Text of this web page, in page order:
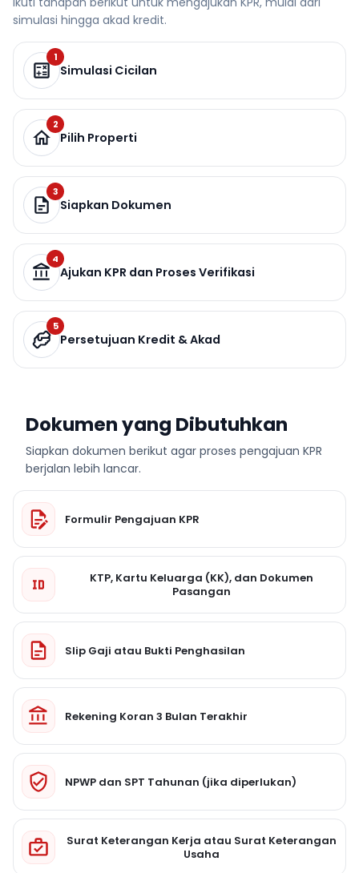
simulasi hingga akad kredit.
1
Simulasi Cicilan
2
Pilih Properti
3
Siapkan Dokumen
4
Ajukan KPR dan Proses Verifikasi
5
Persetujuan Kredit & Akad
Dokumen yang Dibutuhkan
Siapkan dokumen berikut agar proses pengajuan KPR
berjalan lebih lancar.
Formulir Pengajuan KPR
KTP, Kartu Keluarga (KK), dan Dokumen
Pasangan
Slip Gaji atau Bukti Penghasilan
Rekening Koran 3 Bulan Terakhir
NPWP dan SPT Tahunan (jika diperlukan)
Surat Keterangan Kerja atau Surat Keterangan
Usaha